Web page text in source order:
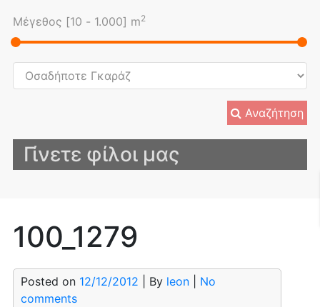
Μέγεθος [10 - 1.000] m2
Αναζήτηση
Γίνετε φίλοι μας
100_1279
Posted on 12/12/2012 | By leon| No
comments